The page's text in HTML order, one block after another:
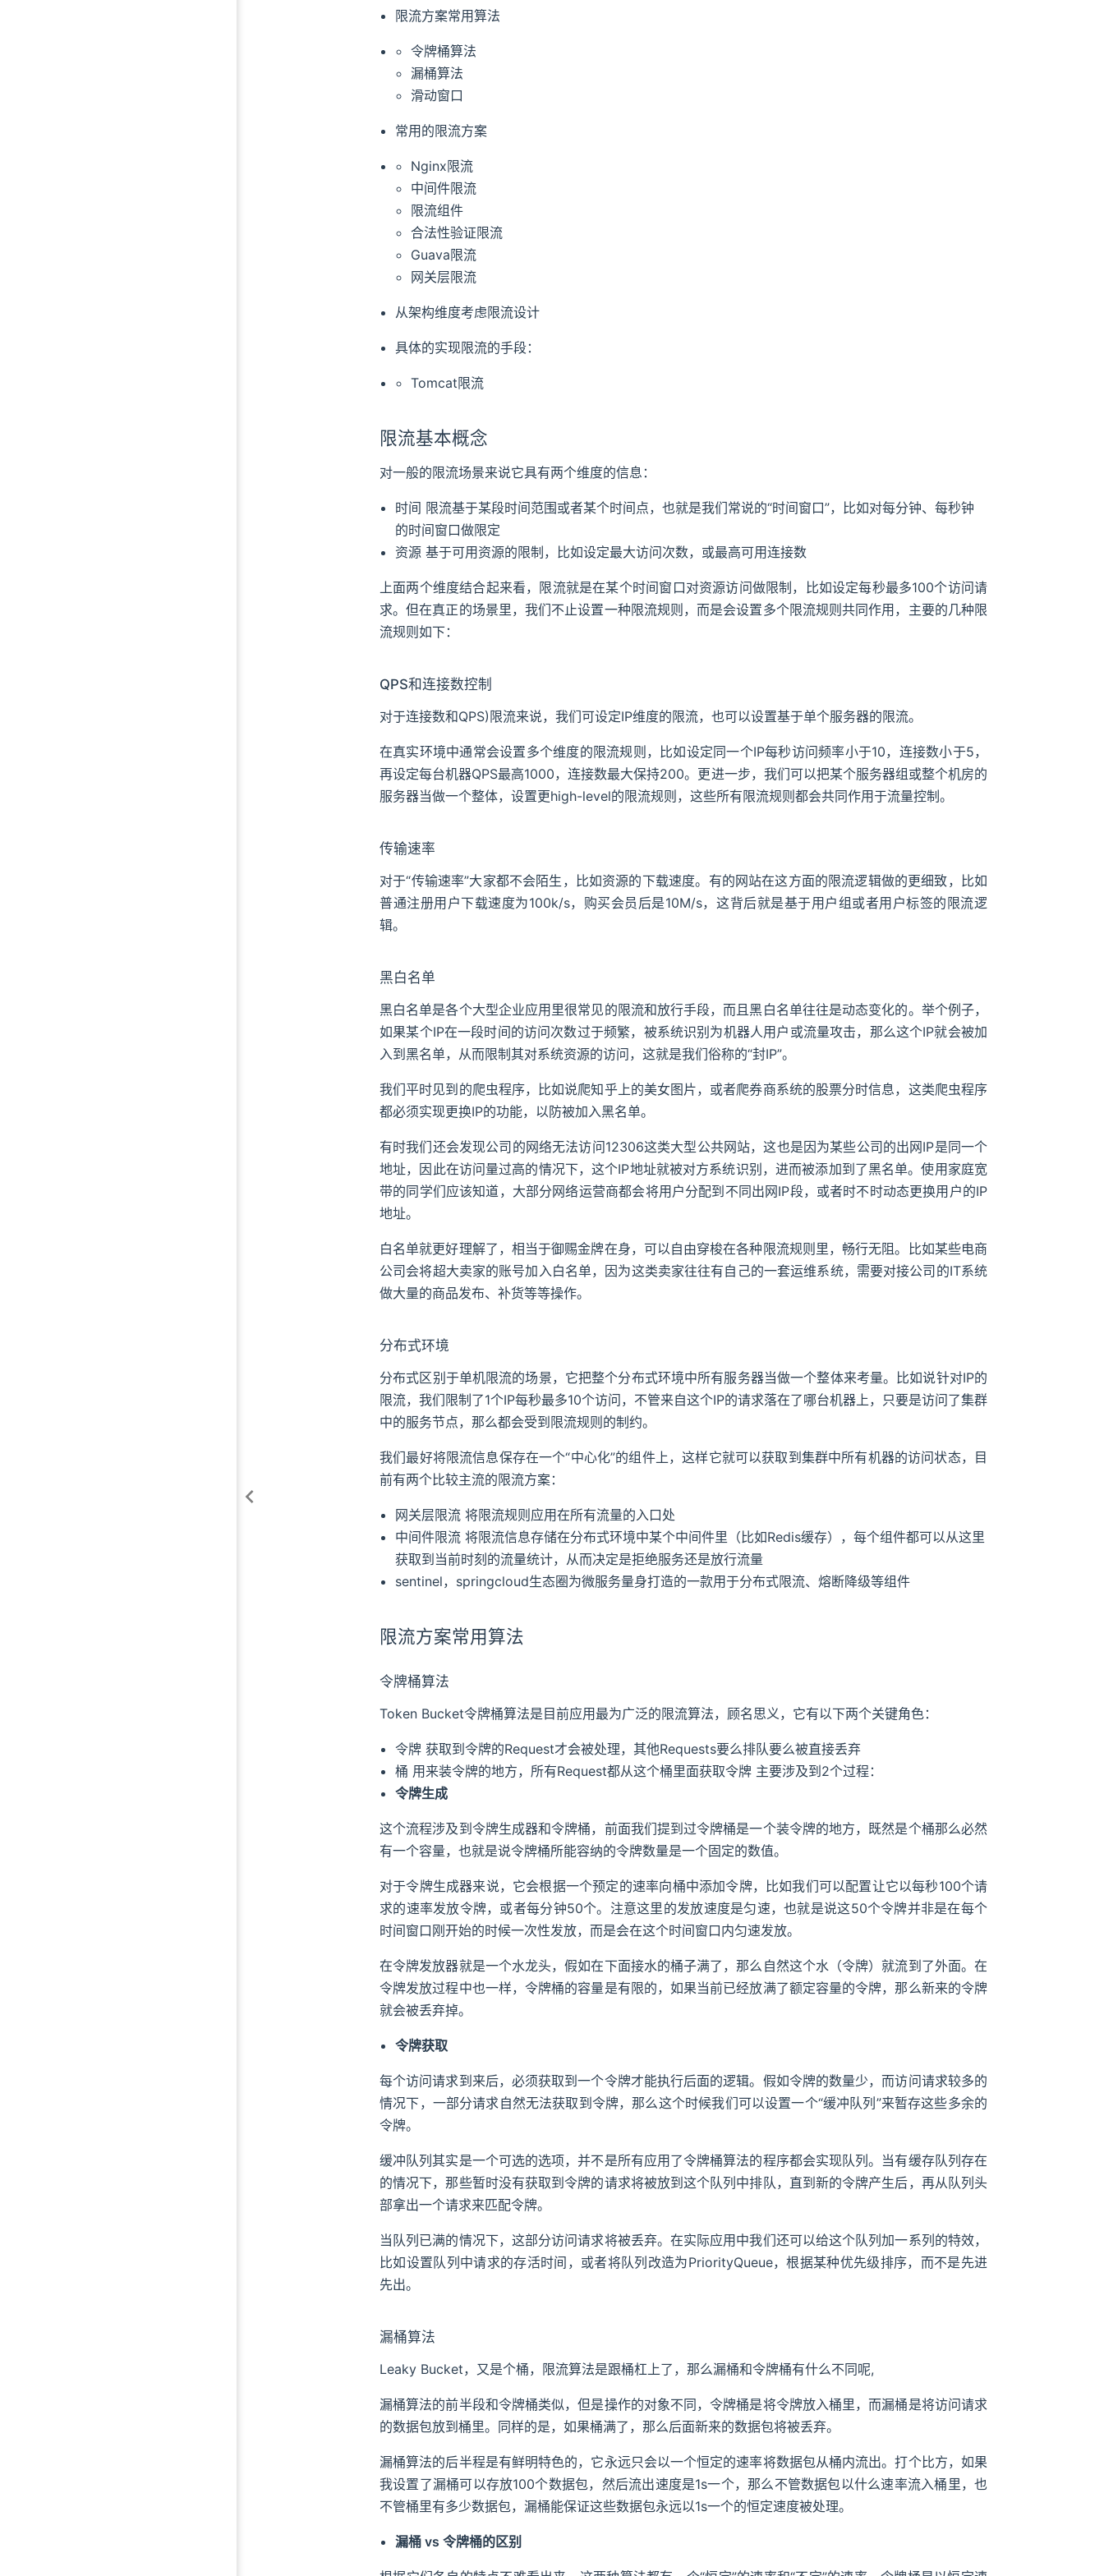
限流方案常用算法
令牌桶算法
漏桶算法
滑动窗口
常用的限流方案
Nginx限流
中间件限流
限流组件
合法性验证限流
Guava限流
网关层限流
从架构维度考虑限流设计
具体的实现限流的手段：
Tomcat限流
限流基本概念
对一般的限流场景来说它具有两个维度的信息：
时间 限流基于某段时间范围或者某个时间点，也就是我们常说的“时间窗口”，比如对每分钟、每秒钟
的时间窗口做限定
资源 基于可用资源的限制，比如设定最大访问次数，或最高可用连接数
上面两个维度结合起来看，限流就是在某个时间窗口对资源访问做限制，比如设定每秒最多100个访问请
求。但在真正的场景里，我们不止设置一种限流规则，而是会设置多个限流规则共同作用，主要的几种限
流规则如下：
QPS和连接数控制
对于连接数和QPS)限流来说，我们可设定IP维度的限流，也可以设置基于单个服务器的限流。
在真实环境中通常会设置多个维度的限流规则，比如设定同一个IP每秒访问频率小于10，连接数小于5，
再设定每台机器QPS最高1000，连接数最大保持200。更进一步，我们可以把某个服务器组或整个机房的
服务器当做一个整体，设置更high-level的限流规则，这些所有限流规则都会共同作用于流量控制。
传输速率
对于“传输速率”大家都不会陌生，比如资源的下载速度。有的网站在这方面的限流逻辑做的更细致，比如
普通注册用户下载速度为100k/s，购买会员后是10M/s，这背后就是基于用户组或者用户标签的限流逻
辑。
黑白名单
黑白名单是各个大型企业应用里很常见的限流和放行手段，而且黑白名单往往是动态变化的。举个例子，
如果某个IP在一段时间的访问次数过于频繁，被系统识别为机器人用户或流量攻击，那么这个IP就会被加
入到黑名单，从而限制其对系统资源的访问，这就是我们俗称的“封IP”。
我们平时见到的爬虫程序，比如说爬知乎上的美女图片，或者爬券商系统的股票分时信息，这类爬虫程序
都必须实现更换IP的功能，以防被加入黑名单。
有时我们还会发现公司的网络无法访问12306这类大型公共网站，这也是因为某些公司的出网IP是同一个
地址，因此在访问量过高的情况下，这个IP地址就被对方系统识别，进而被添加到了黑名单。使用家庭宽
带的同学们应该知道，大部分网络运营商都会将用户分配到不同出网IP段，或者时不时动态更换用户的IP
地址。
白名单就更好理解了，相当于御赐金牌在身，可以自由穿梭在各种限流规则里，畅行无阻。比如某些电商
公司会将超大卖家的账号加入白名单，因为这类卖家往往有自己的一套运维系统，需要对接公司的IT系统
做大量的商品发布、补货等等操作。
分布式环境
分布式区别于单机限流的场景，它把整个分布式环境中所有服务器当做一个整体来考量。比如说针对IP的
限流，我们限制了1个IP每秒最多10个访问，不管来自这个IP的请求落在了哪台机器上，只要是访问了集群
中的服务节点，那么都会受到限流规则的制约。
我们最好将限流信息保存在一个“中心化”的组件上，这样它就可以获取到集群中所有机器的访问状态，目
前有两个比较主流的限流方案：
网关层限流 将限流规则应用在所有流量的入口处
中间件限流 将限流信息存储在分布式环境中某个中间件里（比如Redis缓存），每个组件都可以从这里
获取到当前时刻的流量统计，从而决定是拒绝服务还是放行流量
sentinel，springcloud生态圈为微服务量身打造的一款用于分布式限流、熔断降级等组件
限流方案常用算法
令牌桶算法
Token Bucket令牌桶算法是目前应用最为广泛的限流算法，顾名思义，它有以下两个关键角色：
令牌 获取到令牌的Request才会被处理，其他Requests要么排队要么被直接丢弃
桶 用来装令牌的地方，所有Request都从这个桶里面获取令牌 主要涉及到2个过程：
令牌生成
这个流程涉及到令牌生成器和令牌桶，前面我们提到过令牌桶是一个装令牌的地方，既然是个桶那么必然
有一个容量，也就是说令牌桶所能容纳的令牌数量是一个固定的数值。
对于令牌生成器来说，它会根据一个预定的速率向桶中添加令牌，比如我们可以配置让它以每秒100个请
求的速率发放令牌，或者每分钟50个。注意这里的发放速度是匀速，也就是说这50个令牌并非是在每个
时间窗口刚开始的时候一次性发放，而是会在这个时间窗口内匀速发放。
在令牌发放器就是一个水龙头，假如在下面接水的桶子满了，那么自然这个水（令牌）就流到了外面。在
令牌发放过程中也一样，令牌桶的容量是有限的，如果当前已经放满了额定容量的令牌，那么新来的令牌
就会被丢弃掉。
令牌获取
每个访问请求到来后，必须获取到一个令牌才能执行后面的逻辑。假如令牌的数量少，而访问请求较多的
情况下，一部分请求自然无法获取到令牌，那么这个时候我们可以设置一个“缓冲队列”来暂存这些多余的
令牌。
缓冲队列其实是一个可选的选项，并不是所有应用了令牌桶算法的程序都会实现队列。当有缓存队列存在
的情况下，那些暂时没有获取到令牌的请求将被放到这个队列中排队，直到新的令牌产生后，再从队列头
部拿出一个请求来匹配令牌。
当队列已满的情况下，这部分访问请求将被丢弃。在实际应用中我们还可以给这个队列加一系列的特效，
比如设置队列中请求的存活时间，或者将队列改造为PriorityQueue，根据某种优先级排序，而不是先进
先出。
漏桶算法
Leaky Bucket，又是个桶，限流算法是跟桶杠上了，那么漏桶和令牌桶有什么不同呢,
漏桶算法的前半段和令牌桶类似，但是操作的对象不同，令牌桶是将令牌放入桶里，而漏桶是将访问请求
的数据包放到桶里。同样的是，如果桶满了，那么后面新来的数据包将被丢弃。
漏桶算法的后半程是有鲜明特色的，它永远只会以一个恒定的速率将数据包从桶内流出。打个比方，如果
我设置了漏桶可以存放100个数据包，然后流出速度是1s一个，那么不管数据包以什么速率流入桶里，也
不管桶里有多少数据包，漏桶能保证这些数据包永远以1s一个的恒定速度被处理。
漏桶 vs 令牌桶的区别